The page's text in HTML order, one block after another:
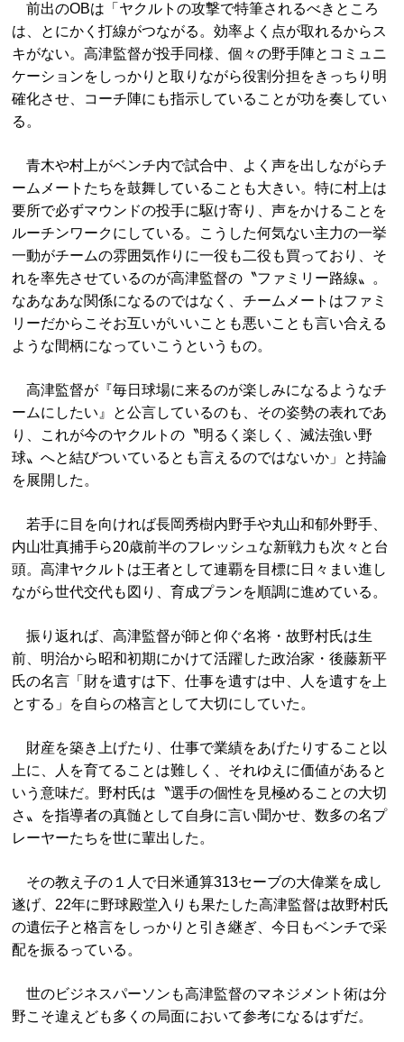
前出のOBは「ヤクルトの攻撃で特筆されるべきところ
は、とにかく打線がつながる。効率よく点が取れるからス
キがない。高津監督が投手同様、個々の野手陣とコミュニ
ケーションをしっかりと取りながら役割分担をきっちり明
確化させ、コーチ陣にも指示していることが功を奏してい
る。
青木や村上がベンチ内で試合中、よく声を出しながらチ
ームメートたちを鼓舞していることも大きい。特に村上は
要所で必ずマウンドの投手に駆け寄り、声をかけることを
ルーチンワークにしている。こうした何気ない主力の一挙
一動がチームの雰囲気作りに一役も二役も買っており、そ
れを率先させているのが高津監督の〝ファミリー路線〟。
なあなあな関係になるのではなく、チームメートはファミ
リーだからこそお互いがいいことも悪いことも言い合える
ような間柄になっていこうというもの。
高津監督が『毎日球場に来るのが楽しみになるようなチ
ームにしたい』と公言しているのも、その姿勢の表れであ
り、これが今のヤクルトの〝明るく楽しく、滅法強い野
球〟へと結びついているとも言えるのではないか」と持論
を展開した。
若手に目を向ければ長岡秀樹内野手や丸山和郁外野手、
内山壮真捕手ら20歳前半のフレッシュな新戦力も次々と台
頭。高津ヤクルトは王者として連覇を目標に日々まい進し
ながら世代交代も図り、育成プランを順調に進めている。
振り返れば、高津監督が師と仰ぐ名将・故野村氏は生
前、明治から昭和初期にかけて活躍した政治家・後藤新平
氏の名言「財を遺すは下、仕事を遺すは中、人を遺すを上
とする」を自らの格言として大切にしていた。
財産を築き上げたり、仕事で業績をあげたりすること以
上に、人を育てることは難しく、それゆえに価値があると
いう意味だ。野村氏は〝選手の個性を見極めることの大切
さ〟を指導者の真髄として自身に言い聞かせ、数多の名プ
レーヤーたちを世に輩出した。
その教え子の１人で日米通算313セーブの大偉業を成し
遂げ、22年に野球殿堂入りも果たした高津監督は故野村氏
の遺伝子と格言をしっかりと引き継ぎ、今日もベンチで采
配を振るっている。
世のビジネスパーソンも高津監督のマネジメント術は分
野こそ違えども多くの局面において参考になるはずだ。